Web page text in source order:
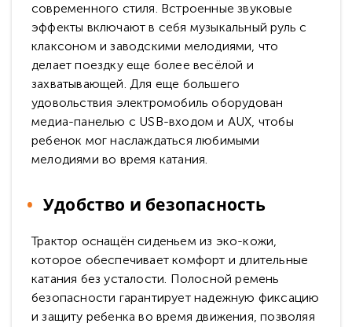
современного стиля. Встроенные звуковые
эффекты включают в себя музыкальный руль с
клаксоном и заводскими мелодиями, что
делает поездку еще более весёлой и
захватывающей. Для еще большего
удовольствия электромобиль оборудован
медиа-панелью с USB-входом и AUX, чтобы
ребенок мог наслаждаться любимыми
мелодиями во время катания.
Удобство и безопасность
Трактор оснащён сиденьем из эко-кожи,
которое обеспечивает комфорт и длительные
катания без усталости. Полосной ремень
безопасности гарантирует надежную фиксацию
и защиту ребенка во время движения, позволяя